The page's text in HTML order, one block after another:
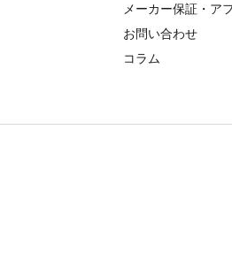
メーカー保証・ア
お問い合わせ
コラム